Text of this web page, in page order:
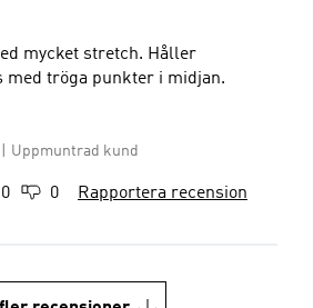
mycket stretch. Håller
med tröga punkter i midjan.
Uppmuntrad kund
0 0 Rapportera recension